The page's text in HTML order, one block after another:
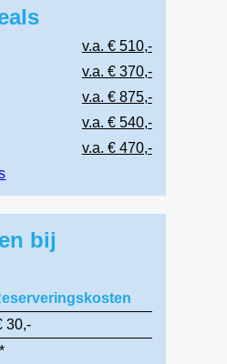
v.a. € 510,-
v.a. € 370,-
v.a. € 875,-
v.a. € 540,-
v.a. € 470,-
bij
30,-